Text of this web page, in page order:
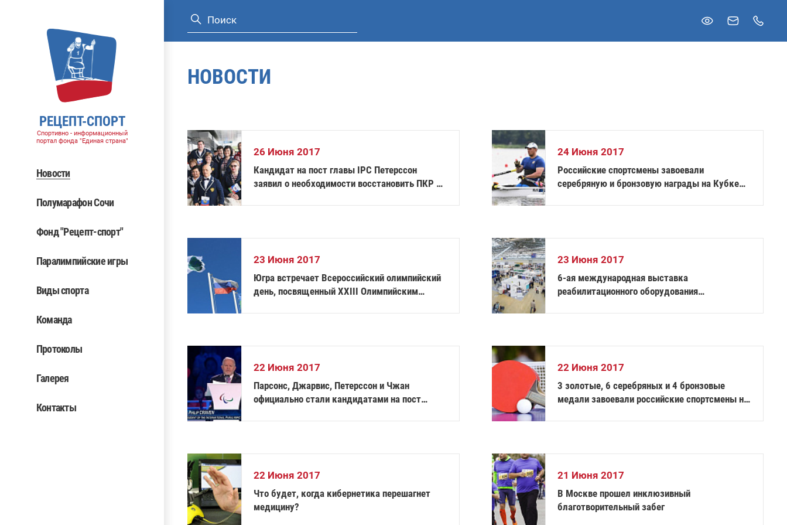
РЕЦЕПТ-СПОРТ
Спортивно - информационный
портал фонда "Единая страна"
Новости
Полумарафон Сочи
Фонд "Рецепт-спорт"
Паралимпийские игры
Виды спорта
Команда
Протоколы
Галерея
Контакты
НОВОСТИ
26 Июня 2017
Кандидат на пост главы IPC Петерссон
заявил о необходимости восстановить ПКР в
24 Июня 2017
Российские спортсмены завоевали
серебряную и бронзовую награды на Кубке
23 Июня 2017
Югра встречает Всероссийский олимпийский
день, посвященный ХХIII Олимпийским
23 Июня 2017
6-ая международная выставка
реабилитационного оборудования
22 Июня 2017
Парсонс, Джарвис, Петерссон и Чжан
официально стали кандидатами на пост
22 Июня 2017
3 золотые, 6 серебряных и 4 бронзовые
медали завоевали российские спортсмены на
22 Июня 2017
Что будет, когда кибернетика перешагнет
медицину?
21 Июня 2017
В Москве прошел инклюзивный
благотворительный забег